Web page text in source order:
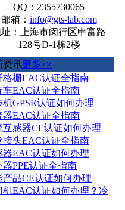
QQ：2355730065
邮箱： info@gts-lab.com
：上海市闵行区申富路
128号D-1栋2楼
资讯更多>>
格栅EAC认证全指南
车EAC认证全指南
机GPSR认证如何办理
器EAC认证全指南
互感器CE认证如何办理
接头EAC认证全指南
器EAC认证如何办理
器PPE认证全指南
产品CE认证如何办理
机EAC认证如何办理？冷